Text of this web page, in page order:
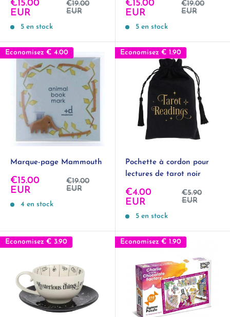
Prix
réduit
€15.00
EUR
Prix
normal
€19.00
EUR
5 en stock
Prix
réduit
€15.00
EUR
Prix
normal
€19.00
EUR
5 en stock
Economisez € 4.00
Marque-page Mammouth
Prix
réduit
€15.00
EUR
Prix
normal
€19.00
EUR
4 en stock
Economisez € 1.90
Pochette à cordon pour
lectures de tarot noir
Prix
réduit
€4.00
EUR
Prix
normal
€5.90
EUR
5 en stock
Economisez € 3.90 Economisez € 1.90